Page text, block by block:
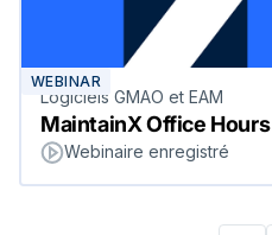
WEBINAR
Logiciels GMAO et EAM
MaintainX Office Hours
Webinaire enregistré